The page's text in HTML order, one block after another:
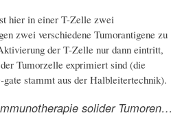
hier in einer T-Zelle zwei
zwei verschiedene Tumorantigene zu
der T-Zelle nur dann eintritt,
Tumorzelle exprimiert sind (die
stammt aus der Halbleitertechnik).
solider Tumoren…